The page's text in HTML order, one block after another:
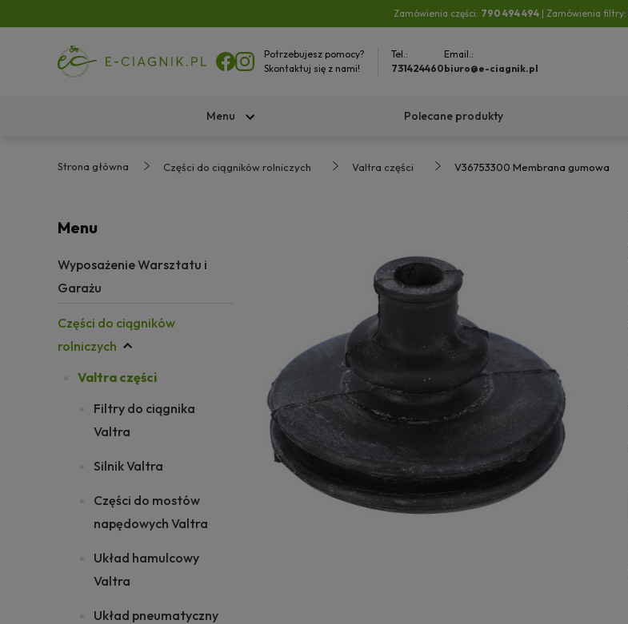
Zamówienia części: 790 494 494 | Zamówienia filtry:
Potrzebujesz pomocy?
Skontaktuj się z nami!
Tel.:
731424460
Email.:
biuro@e-ciagnik.pl
Menu Polecane produkty
Strona główna Części do ciągników rolniczych Valtra części V36753300 Membrana gumowa
Menu
Wyposażenie Warsztatu i
Garażu
Części do ciągników
rolniczych
Valtra części
Filtry do ciągnika
Valtra
Silnik Valtra
Części do mostów
napędowych Valtra
Układ hamulcowy
Valtra
Układ pneumatyczny